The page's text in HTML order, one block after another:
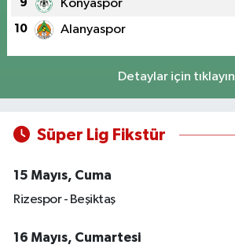
9 Konyaspor
10 Alanyaspor
Detaylar için tıklayın
Süper Lig Fikstür
15 Mayıs, Cuma
Rizespor - Beşiktaş
16 Mayıs, Cumartesi